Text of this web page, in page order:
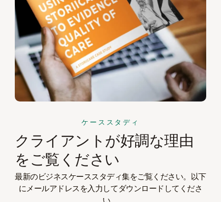
ケーススタディ
クライアントが好調な理由
をご覧ください
最新のビジネスケーススタディ集をご覧ください。以下
にメールアドレスを入力してダウンロードしてくださ
い。